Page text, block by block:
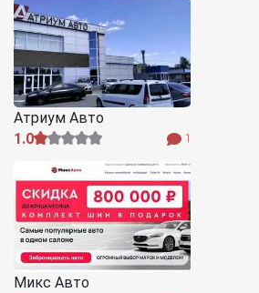
Атриум Авто
1.0
1
Микс Авто